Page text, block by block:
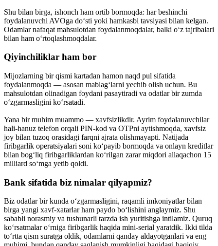
Shu bilan birga, ishonch ham ortib bormoqda: har beshinchi
foydalanuvchi AVOga do‘sti yoki hamkasbi tavsiyasi bilan kelgan.
Odamlar nafaqat mahsulotdan foydalanmoqdalar, balki o‘z tajribalari
bilan ham o‘rtoqlashmoqdalar.
Qiyinchiliklar ham bor
Mijozlarning bir qismi kartadan hamon naqd pul sifatida
foydalanmoqda — asosan mablag‘larni yechib olish uchun. Bu
mahsulotdan olinadigan foydani pasaytiradi va odatlar bir zumda
o‘zgarmasligini ko‘rsatadi.
Yana bir muhim muammo — xavfsizlikdir. Ayrim foydalanuvchilar
hali-hanuz telefon orqali PIN-kod va OTPni aytishmoqda, xavfsiz
joy bilan tuzoq orasidagi farqni ajrata olishmayapti. Natijada
firibgarlik operatsiyalari soni ko‘payib bormoqda va onlayn kreditlar
bilan bog‘liq firibgarliklardan ko‘rilgan zarar miqdori allaqachon 15
milliard so‘mga yetib qoldi.
Bank sifatida biz nimalar qilyapmiz?
Biz odatlar bir kunda o‘zgarmasligini, raqamli imkoniyatlar bilan
birga yangi xavf-xatarlar ham paydo bo‘lishini anglaymiz. Shu
sababli norasmiy va tushunarli tarzda ish yuritishga intilamiz. Quruq
ko‘rsatmalar o‘rniga firibgarlik haqida mini-serial yaratdik. Ikki tilda
to‘rtta qism suratga oldik, odamlarni qanday aldayotganlari va eng